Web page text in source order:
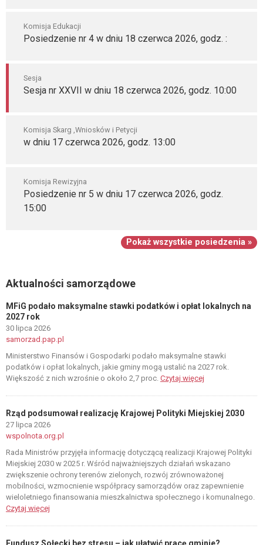
Komisja Edukacji
Posiedzenie nr 4 w dniu 18 czerwca 2026, godz. :
Sesja
Sesja nr XXVII w dniu 18 czerwca 2026, godz. 10:00
Komisja Skarg ,Wniosków i Petycji
w dniu 17 czerwca 2026, godz. 13:00
Komisja Rewizyjna
Posiedzenie nr 5 w dniu 17 czerwca 2026, godz.
15:00
Pokaż wszystkie posiedzenia »
Aktualności samorządowe
MFiG podało maksymalne stawki podatków i opłat lokalnych na
2027 rok
30 lipca 2026
samorzad.pap.pl
Ministerstwo Finansów i Gospodarki podało maksymalne stawki
podatków i opłat lokalnych, jakie gminy mogą ustalić na 2027 rok.
Większość z nich wzrośnie o około 2,7 proc. Czytaj więcej
Rząd podsumował realizację Krajowej Polityki Miejskiej 2030
27 lipca 2026
wspolnota.org.pl
Rada Ministrów przyjęła informację dotyczącą realizacji Krajowej Polityki
Miejskiej 2030 w 2025 r. Wśród najważniejszych działań wskazano
zwiększenie ochrony terenów zielonych, rozwój zrównoważonej
mobilności, wzmocnienie współpracy samorządów oraz zapewnienie
wieloletniego finansowania mieszkalnictwa społecznego i komunalnego.
Czytaj więcej